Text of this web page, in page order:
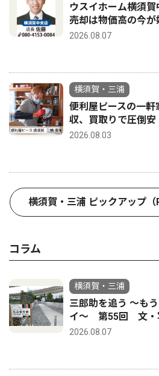
ウスイホーム横須
売却は物価高の今が
2026.08.07
横須賀・三浦
便利屋ピースの一
収、買取りで圧倒安
2026.08.03
横須賀・三浦 ピックアップ（
コラム
横須賀・三浦
三郎助を追う 〜も
イ〜 第55回 文・
2026.08.07